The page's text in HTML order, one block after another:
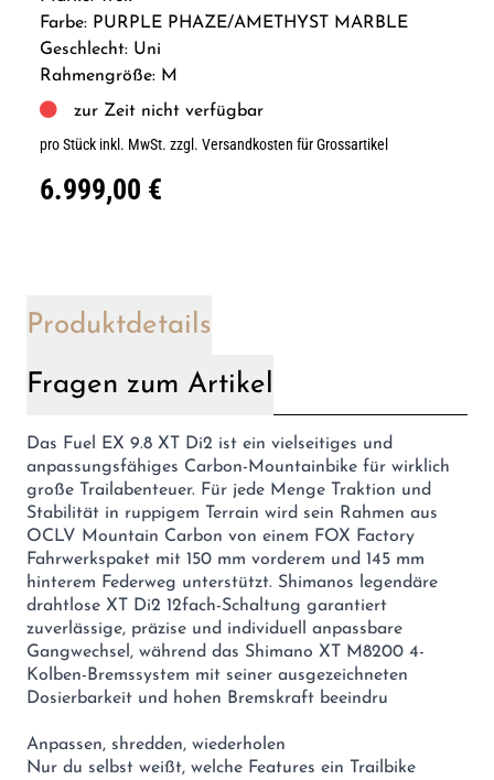
Farbe: PURPLE PHAZE/AMETHYST MARBLE
Geschlecht: Uni
Rahmengröße: M
zur Zeit nicht verfügbar
pro Stück inkl. MwSt. zzgl. Versandkosten für Grossartikel
6.999,00 €
Produktdetails
Fragen zum Artikel
Das Fuel EX 9.8 XT Di2 ist ein vielseitiges und
anpassungsfähiges Carbon-Mountainbike für wirklich
große Trailabenteuer. Für jede Menge Traktion und
Stabilität in ruppigem Terrain wird sein Rahmen aus
OCLV Mountain Carbon von einem FOX Factory
Fahrwerkspaket mit 150 mm vorderem und 145 mm
hinterem Federweg unterstützt. Shimanos legendäre
drahtlose XT Di2 12fach-Schaltung garantiert
zuverlässige, präzise und individuell anpassbare
Gangwechsel, während das Shimano XT M8200 4-
Kolben-Bremssystem mit seiner ausgezeichneten
Dosierbarkeit und hohen Bremskraft beeindru
Anpassen, shredden, wiederholen
Nur du selbst weißt, welche Features ein Trailbike